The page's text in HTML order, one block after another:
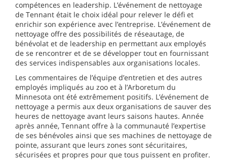
compétences en leadership. L’événement de nettoyage
de Tennant était le choix idéal pour relever le défi et
enrichir son expérience avec l’entreprise. L’événement de
nettoyage offre des possibilités de réseautage, de
bénévolat et de leadership en permettant aux employés
de se rencontrer et de se développer tout en fournissant
des services indispensables aux organisations locales.
Les commentaires de l’équipe d’entretien et des autres
employés impliqués au zoo et à l’Arboretum du
Minnesota ont été extrêmement positifs. L’événement de
nettoyage a permis aux deux organisations de sauver des
heures de nettoyage avant leurs saisons hautes. Année
après année, Tennant offre à la communauté l’expertise
de ses bénévoles ainsi que ses machines de nettoyage de
pointe, assurant que leurs zones sont sécuritaires,
sécurisées et propres pour que tous puissent en profiter.